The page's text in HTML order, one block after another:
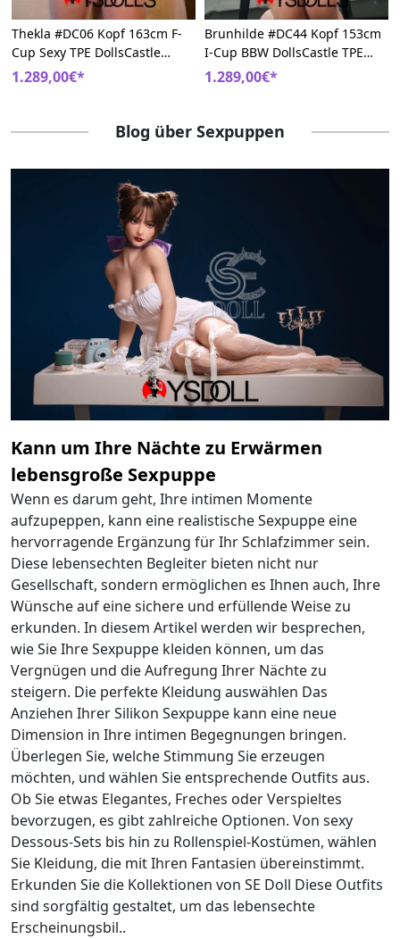
Thekla #DC06 Kopf 163cm F-
Cup Sexy TPE DollsCastle
Charme Liebespuppe
1.289,00€*
Brunhilde #DC44 Kopf 153cm
I-Cup BBW DollsCastle TPE
Große Brüste Sexpuppem
1.289,00€*
Blog über Sexpuppen
Kann um Ihre Nächte zu Erwärmen
lebensgroße Sexpuppe
Wenn es darum geht, Ihre intimen Momente
aufzupeppen, kann eine realistische Sexpuppe eine
hervorragende Ergänzung für Ihr Schlafzimmer sein.
Diese lebensechten Begleiter bieten nicht nur
Gesellschaft, sondern ermöglichen es Ihnen auch, Ihre
Wünsche auf eine sichere und erfüllende Weise zu
erkunden. In diesem Artikel werden wir besprechen,
wie Sie Ihre Sexpuppe kleiden können, um das
Vergnügen und die Aufregung Ihrer Nächte zu
steigern. Die perfekte Kleidung auswählen Das
Anziehen Ihrer Silikon Sexpuppe kann eine neue
Dimension in Ihre intimen Begegnungen bringen.
Überlegen Sie, welche Stimmung Sie erzeugen
möchten, und wählen Sie entsprechende Outfits aus.
Ob Sie etwas Elegantes, Freches oder Verspieltes
bevorzugen, es gibt zahlreiche Optionen. Von sexy
Dessous-Sets bis hin zu Rollenspiel-Kostümen, wählen
Sie Kleidung, die mit Ihren Fantasien übereinstimmt.
Erkunden Sie die Kollektionen von SE Doll Diese Outfits
sind sorgfältig gestaltet, um das lebensechte
Erscheinungsbil..